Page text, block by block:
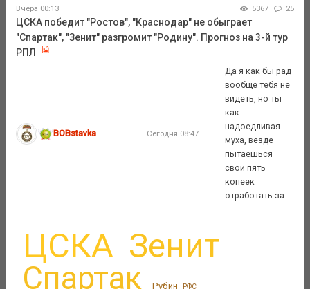
Вчера 00:13 5367 25
ЦСКА победит "Ростов", "Краснодар" не обыграет
"Спартак", "Зенит" разгромит "Родину". Прогноз на 3-й тур
РПЛ
BOBstavka Сегодня 08:47
Да я как бы рад
вообще тебя не
видеть, но ты
как
надоедливая
муха, везде
пытаешься
свои пять
копеек
отработать за ...
ЦСКА Зенит
Спартак Рубин РФС